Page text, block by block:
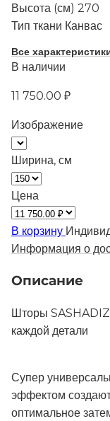
Высота (см) 270
Тип ткани Канвас
Все
В наличии
11 750.00 ₽
Изображение
Ширина, см
Цена
В корзину
Информация о
Описание
Шторы SASHADIZ
каждой детали
Супер
эффектом
оптимальное